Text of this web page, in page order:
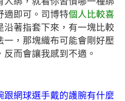
適即可。司博特個人比較喜
沿著指套下來，有一塊比較
一，那塊織布可能會剛好壓
而會讓我感到不適。
跟網球選手戴的護腕有什麼